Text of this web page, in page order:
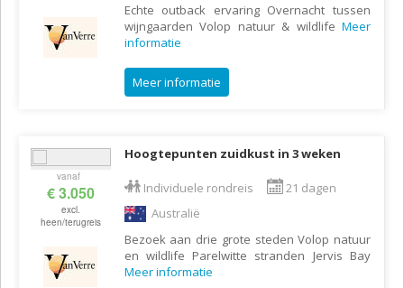
Echte outback ervaring Overnacht tussen
wijngaarden Volop natuur & wildlife Meer
informatie
Meer informatie
vanaf
€ 3.050
excl.
heen/terugreis
Hoogtepunten zuidkust in 3 weken
Individuele rondreis
21 dagen
Australië
Bezoek aan drie grote steden Volop natuur
en wildlife Parelwitte stranden Jervis Bay
Meer informatie